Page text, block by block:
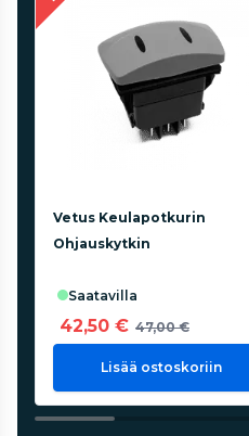
Vetus Keulapotkurin
Ohjauskytkin
saatavilla
42,50 € 47,00 €
Lisää ostoskoriin